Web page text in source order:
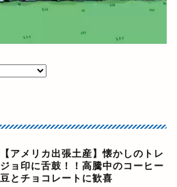
【アメリカ出張土産】懐かしのトレ
ジョ印に舌鼓！！高騰中のコーヒー
豆とチョコレートに歓喜